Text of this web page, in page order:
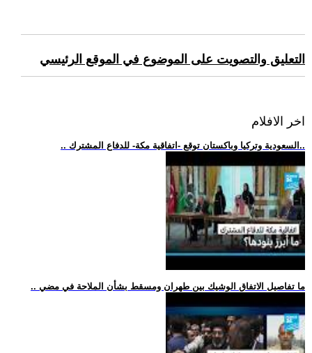
التعليق والتصويت على الموضوع في الموقع الرئيسي
اخر الافلام
.. السعودية وتركيا وباكستان توقع -اتفاقية مكة- للدفاع المشترك..
.. ما تفاصيل الاتفاق الوشيك بين طهران ومسقط بشأن الملاحة في مضي